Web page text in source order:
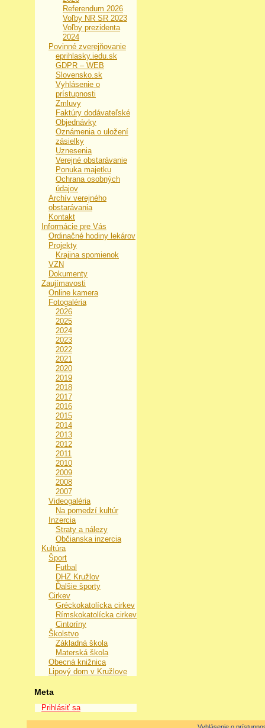
Referendum 2026
Voľby NR SR 2023
Voľby prezidenta
2024
Povinné zverejňovanie
eprihlasky.iedu.sk
GDPR – WEB
Slovensko.sk
Vyhlásenie o
prístupnosti
Zmluvy
Faktúry dodávateľské
Objednávky
Oznámenia o uložení
zásielky
Uznesenia
Verejné obstarávanie
Ponuka majetku
Ochrana osobných
údajov
Archív verejného
obstarávania
Kontakt
Informácie pre Vás
Ordinačné hodiny lekárov
Projekty
Krajina spomienok
VZN
Dokumenty
Zaujímavosti
Online kamera
Fotogaléria
2026
2025
2024
2023
2022
2021
2020
2019
2018
2017
2016
2015
2014
2013
2012
2011
2010
2009
2008
2007
Videogaléria
Na pomedzí kultúr
Inzercia
Straty a nálezy
Občianska inzercia
Kultúra
Šport
Futbal
DHZ Kružlov
Ďalšie športy
Cirkev
Gréckokatolícka cirkev
Rímskokatolícka cirkev
Cintoríny
Školstvo
Základná škola
Materská škola
Obecná knižnica
Lipový dom v Kružlove
Meta
Prihlásiť sa